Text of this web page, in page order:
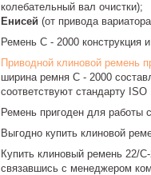
колебательный вал очистки);
Енисей (от привода
Ремень C - 2000 конструкция
Приводной клиновой ремень
ширина ремня C - 2000
соответствуют стандарту
Ремень пригоден для
Выгодно купить клиновой
Купить клиновый ремень 22/
связавшись с менеджером